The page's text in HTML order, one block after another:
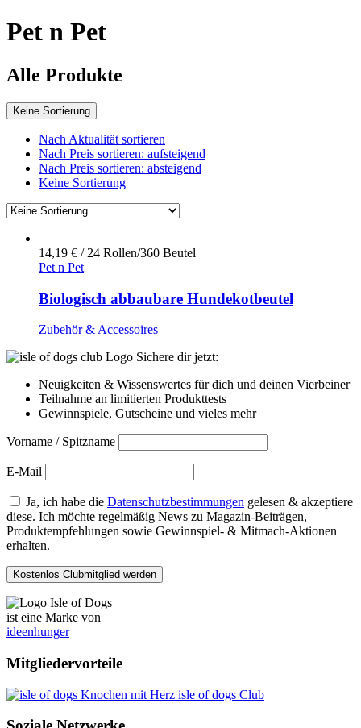
Pet n Pet
Alle Produkte
Keine Sortierung
Nach Aktualität sortieren
Nach Preis sortieren: aufsteigend
Nach Preis sortieren: absteigend
Keine Sortierung
14,19 € / 24 Rollen/360 Beutel
Pet n Pet
Biologisch abbaubare Hundekotbeutel
Zubehör & Accessoires
Sichere dir jetzt:
Neuigkeiten & Wissenswertes für dich und deinen Vierbeiner
Teilnahme an limitierten Produkttests
Gewinnspiele, Gutscheine und vieles mehr
Vorname / Spitzname
E-Mail
Ja, ich habe die Datenschutzbestimmungen gelesen & akzeptiere
diese. Ich möchte regelmäßig News zu Magazin-Beiträgen,
Produktempfehlungen sowie Gewinnspiel- & Mitmach-Aktionen
erhalten.
ist eine Marke von
ideenhunger
Mitgliedervorteile
isle of dogs Club